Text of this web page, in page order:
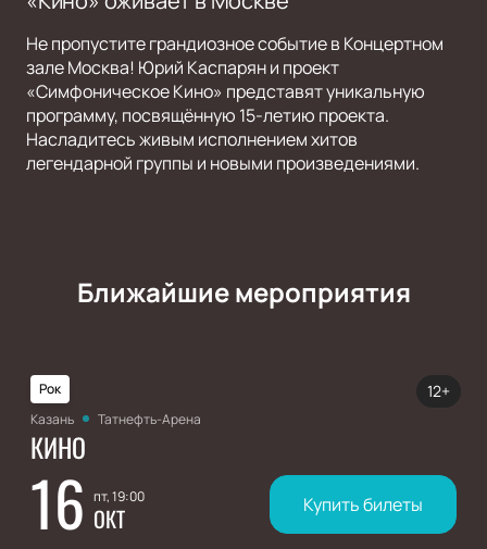
Не пропустите грандиозное событие в Концертном
зале Москва! Юрий Каспарян и проект
«Симфоническое Кино» представят уникальную
программу, посвящённую 15-летию проекта.
Насладитесь живым исполнением хитов
легендарной группы и новыми произведениями.
Ближайшие мероприятия
Рок
Казань
Татнефть-Арена
КИНО
16 пт, 19:00
ОКТ
12+
Купить билеты